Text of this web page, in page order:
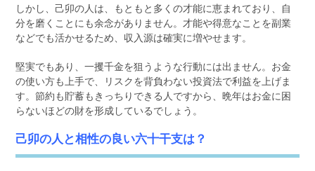
しかし、己卯の人は、もともと多くの才能に恵まれており、自
分を磨くことにも余念がありません。才能や得意なことを副業
などでも活かせるため、収入源は確実に増やせます。
堅実でもあり、一攫千金を狙うような行動には出ません。お金
の使い方も上手で、リスクを背負わない投資法で利益を上げま
す。節約も貯蓄もきっちりできる人ですから、晩年はお金に困
らないほどの財を形成しているでしょう。
己卯の人と相性の良い六十干支は？